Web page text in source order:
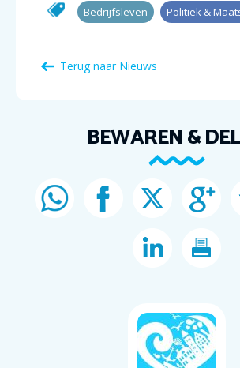
Bedrijfsleven Politiek &
Terug naar Nieuws
BEWAREN &